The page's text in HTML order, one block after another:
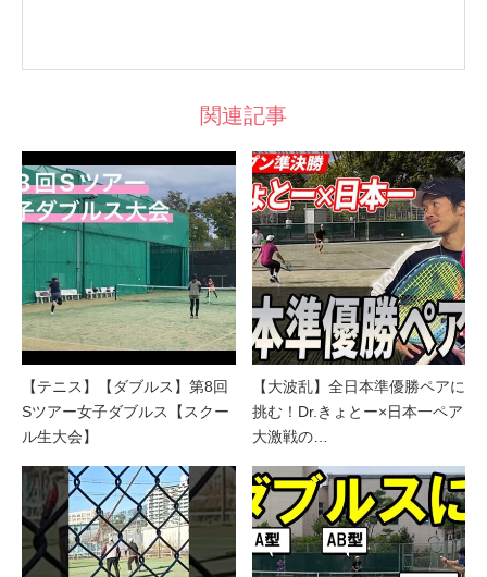
関連記事
【テニス】【ダブルス】第8回
Sツアー女子ダブルス【スクー
ル生大会】
【大波乱】全日本準優勝ペアに
挑む！Dr.きょとー×日本一ペア
大激戦の…